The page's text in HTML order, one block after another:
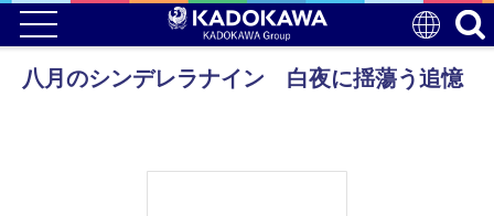
八月のシンデレラナイン 白夜に揺蕩う追憶